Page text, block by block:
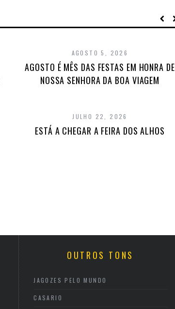
AGOSTO 5, 2026
AGOSTO É MÊS DAS FESTAS EM HONRA DE
NOSSA SENHORA DA BOA VIAGEM
JULHO 22, 2026
ESTÁ A CHEGAR A FEIRA DOS ALHOS
OUTROS TONS
JAGOZES PELO MUNDO
CASARIO